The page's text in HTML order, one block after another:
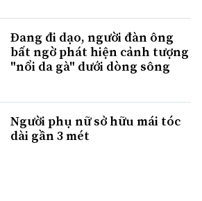
Đang đi dạo, người đàn ông
bất ngờ phát hiện cảnh tượng
"nổi da gà" dưới dòng sông
Người phụ nữ sở hữu mái tóc
dài gần 3 mét